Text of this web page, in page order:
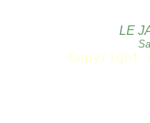
LE
Copyright